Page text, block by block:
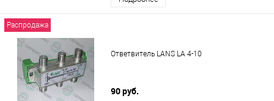
Распродажа
Ответвитель LANS LA 4-10
90 руб.